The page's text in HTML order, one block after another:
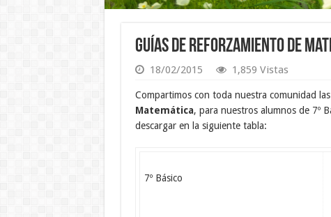
Guías de Reforzamiento de
18/02/2015 1,859 Vistas
Compartimos con toda nuestra comunidad
Matemática, para nuestros alumnos de 7º
descargar en la siguiente tabla:
7º Básico